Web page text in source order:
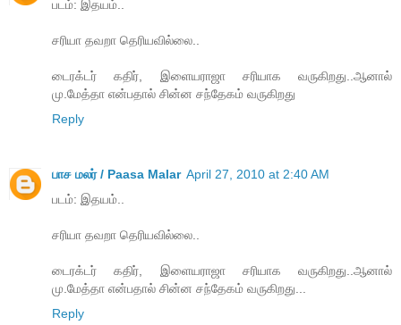
படம்: இதயம்..
சரியா தவறா தெரியவில்லை..
டைரக்டர் கதிர், இளையராஜா சரியாக வருகிறது..ஆனால்
மு.மேத்தா என்பதால் சின்ன சந்தேகம் வருகிறது
Reply
பாச மலர் / Paasa Malar April 27, 2010 at 2:40 AM
படம்: இதயம்..
சரியா தவறா தெரியவில்லை..
டைரக்டர் கதிர், இளையராஜா சரியாக வருகிறது..ஆனால்
மு.மேத்தா என்பதால் சின்ன சந்தேகம் வருகிறது...
Reply